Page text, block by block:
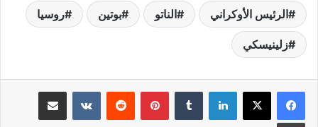
الرئيس الأوكراني الناتو بوتين روسيا
زلينيسكي
لينكدإن بينتيريست